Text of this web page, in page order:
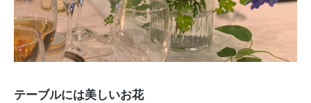
テーブルには美しいお花